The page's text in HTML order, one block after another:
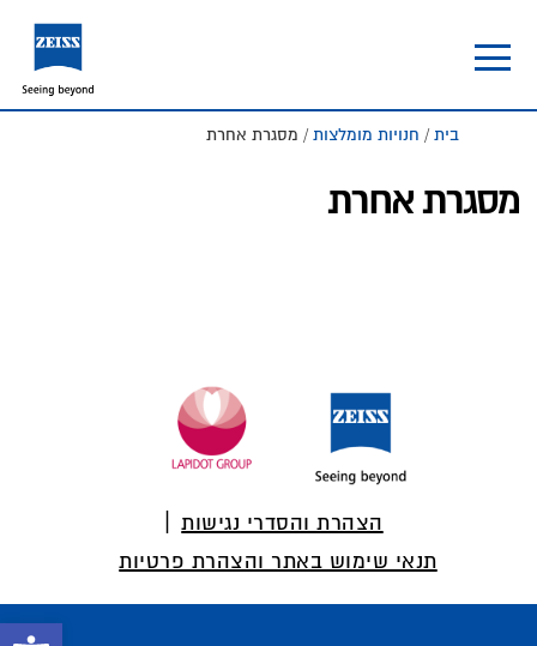
פתח
main
footer
בית / חנויות מומלצות / מסגרת אחרת
מסגרת אחרת
Footer
הצהרת והסדרי נגישות
תנאי שימוש באתר והצהרת פרטיות